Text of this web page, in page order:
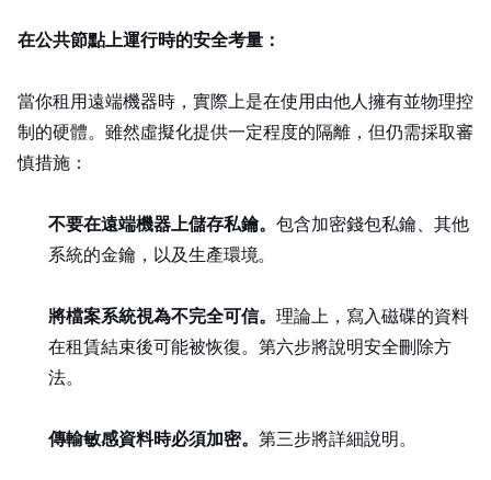
在公共節點上運行時的安全考量：
當你租用遠端機器時，實際上是在使用由他人擁有並物理控
制的硬體。雖然虛擬化提供一定程度的隔離，但仍需採取審
慎措施：
不要在遠端機器上儲存私鑰。 包含加密錢包私鑰、其他
系統的 SSH 金鑰，以及生產環境 API Token。
將檔案系統視為不完全可信。 理論上，寫入磁碟的資料
在租賃結束後可能被恢復。第六步將說明安全刪除方
法。
傳輸敏感資料時必須加密。 第三步將詳細說明。